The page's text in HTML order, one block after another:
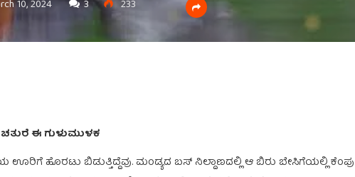
10, 2024 3 233
ಈ ಗುಳುಮುಳಕ
ಹೊರಟು ಬಿಡುತ್ತಿದ್ದೆವು. ಮಂಡ್ಯದ ಬಸ್ ನಿಲ್ದಾಣದಲ್ಲಿ ಆ ಬಿರು ಬೇಸಿಗೆಯಲ್ಲಿ ಕೆಂಪು